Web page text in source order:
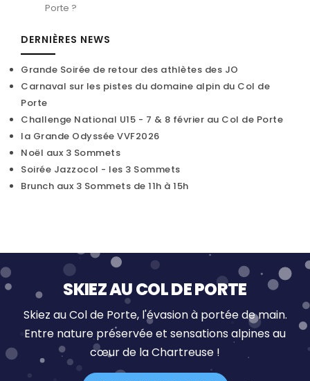
Porte ?
DERNIÈRES NEWS
Grande Soirée de retour des athlètes des JO
Carnaval sur les pistes du domaine alpin du Col de
Porte
Challenge National U15 - 7 & 8 février au Col de Porte
la Grande Odyssée VVF2026
Noël aux 3 Sommets
Soirée Jazzocol - les 3 Sommets
Brunch aux 3 Sommets de 11h à 15h
SKIEZ AU COL DE PORTE
Skiez au Col de Porte, l'évasion à portée de main.
Entre nature préservée et sensations alpines au
cœur de la Chartreuse !